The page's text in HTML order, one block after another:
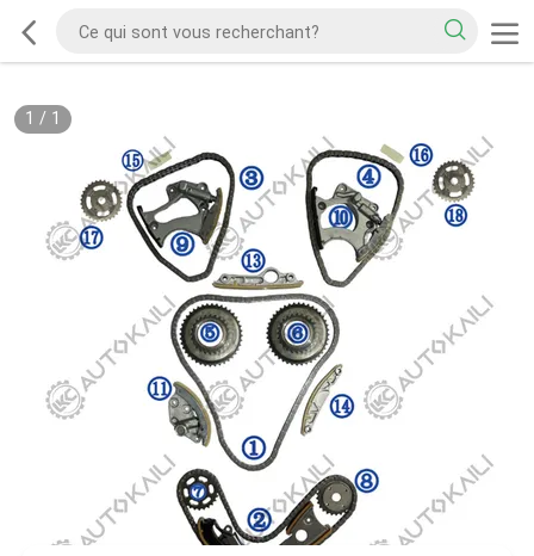
1 / 1